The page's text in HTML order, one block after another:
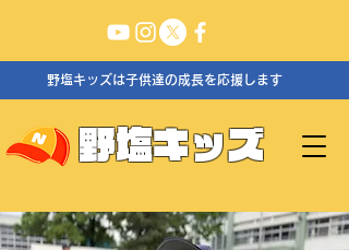
野塩キッズは子供達の成長を応援します
野塩キッズ